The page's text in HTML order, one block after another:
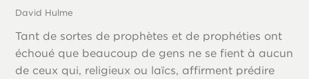
David Hulme
Tant de sortes de prophètes et de prophéties ont
échoué que beaucoup de gens ne se fient à aucun
de ceux qui, religieux ou laïcs, affirment prédire